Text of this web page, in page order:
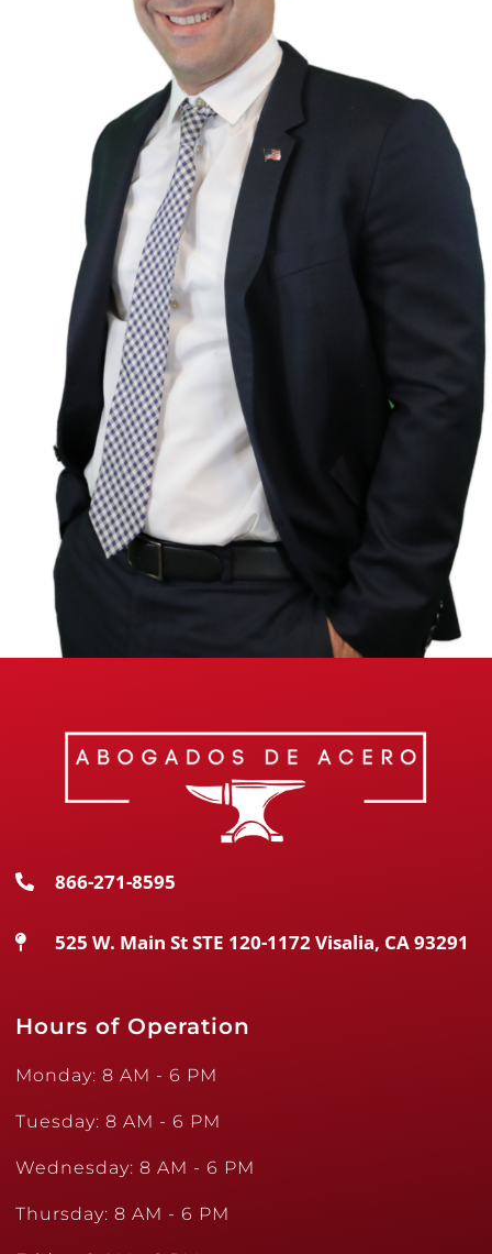
866-271-8595
525 W. Main St STE 120-1172 Visalia, CA 93291
Hours of Operation
Monday: 8 AM - 6 PM
Tuesday: 8 AM - 6 PM
Wednesday: 8 AM - 6 PM
Thursday: 8 AM - 6 PM